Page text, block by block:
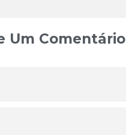
Um Comentário